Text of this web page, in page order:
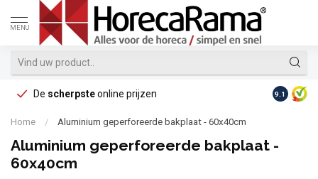
MENU
De scherpsteonline prijzen Op
9.1
Home / Aluminium geperforeerde bakplaat - 60x40cm
Aluminium geperforeerde bakplaat -
60x40cm